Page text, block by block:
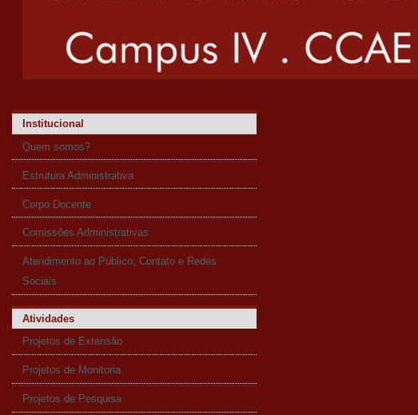
Institucional
Quem somos?
Estrutura Administrativa
Corpo Docente
Comissões Administrativas
Atendimento ao Público, Contato e Redes
Sociais
Atividades
Projetos de Extensão
Projetos de Monitoria
Projetos de Pesquisa